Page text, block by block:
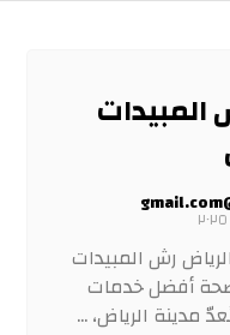
رش المبيدات
أفضل خدمات
مدينة الرياض، ...